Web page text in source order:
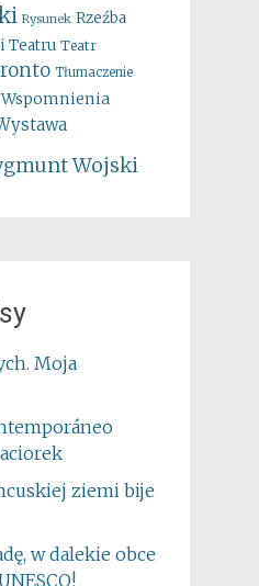
Rysunek Rzeźba
Teatru Teatr
Tłumaczenie
Wspomnienia
Wojski
Moja
ziemi bije
w dalekie obce